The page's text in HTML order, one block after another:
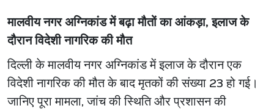
मालवीय नगर अग्निकांड में बढ़ा मौतों का आंकड़ा, इलाज के
दौरान विदेशी नागरिक की मौत
दिल्ली के मालवीय नगर अग्निकांड में इलाज के दौरान एक
विदेशी नागरिक की मौत के बाद मृतकों की संख्या 23 हो गई।
जानिए पूरा मामला, जांच की स्थिति और प्रशासन की